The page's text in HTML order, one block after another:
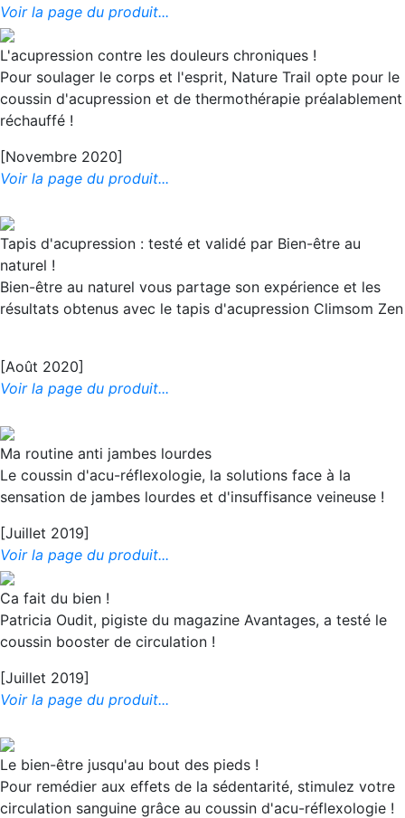
Voir la page du produit...
L'acupression contre les douleurs chroniques !
Pour soulager le corps et l'esprit, Nature Trail opte pour le
coussin d'acupression et de thermothérapie préalablement
réchauffé !
[Novembre 2020]
Voir la page du produit...
Tapis d'acupression : testé et validé par Bien-être au
naturel !
Bien-être au naturel vous partage son expérience et les
résultats obtenus avec le tapis d'acupression Climsom Zen
[Août 2020]
Voir la page du produit...
Ma routine anti jambes lourdes
Le coussin d'acu-réflexologie, la solutions face à la
sensation de jambes lourdes et d'insuffisance veineuse !
[Juillet 2019]
Voir la page du produit...
Ca fait du bien !
Patricia Oudit, pigiste du magazine Avantages, a testé le
coussin booster de circulation !
[Juillet 2019]
Voir la page du produit...
Le bien-être jusqu'au bout des pieds !
Pour remédier aux effets de la sédentarité, stimulez votre
circulation sanguine grâce au coussin d'acu-réflexologie !